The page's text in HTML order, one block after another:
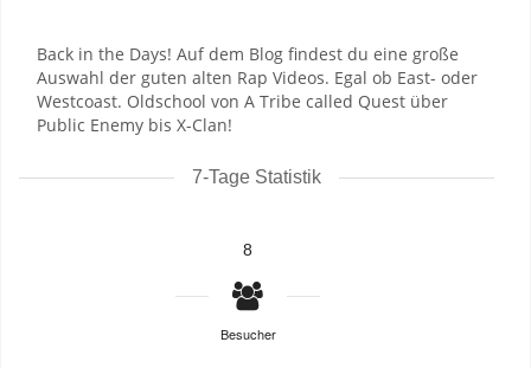
Back in the Days! Auf dem Blog findest du eine große
Auswahl der guten alten Rap Videos. Egal ob East- oder
Westcoast. Oldschool von A Tribe called Quest über
Public Enemy bis X-Clan!
7-Tage Statistik
8
Besucher